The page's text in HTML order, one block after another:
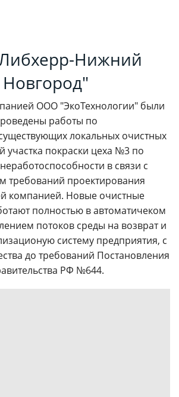
Нижний
Новгород"
ООО "ЭкоТехнологии" были
работы по
локальных очистных
участка покраски цеха №3 по
в связи с
требований проектирования
компанией. Новые очистные
полностью в автоматичеком
потоков среды на возврат и
систему предприятия, с
до требований Постановления
РФ №644.